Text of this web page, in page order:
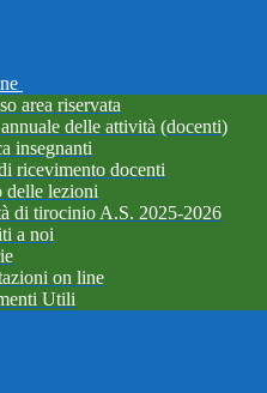
area riservata
delle attività (docenti)
insegnanti
ricevimento docenti
delle lezioni
di tirocinio A.S. 2025-2026
a noi
on line
Utili